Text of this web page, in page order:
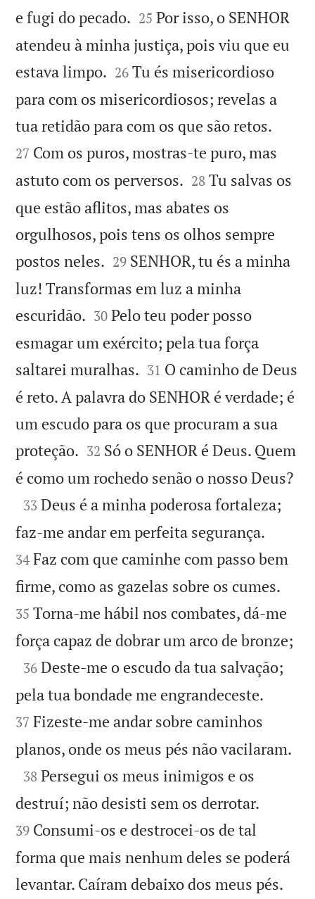
e fugi do pecado. 

25 Por isso, o SENHOR
atendeu à minha justiça, pois viu que eu
estava limpo. 

26 Tu és misericordioso
para com os misericordiosos; revelas a
tua retidão para com os que são retos.
27 Com os puros, mostras-te puro, mas
astuto com os perversos. 

28 Tu salvas os
que estão aflitos, mas abates os
orgulhosos, pois tens os olhos sempre
postos neles. 

29 SENHOR, tu és a minha
luz! Transformas em luz a minha
escuridão. 

30 Pelo teu poder posso
esmagar um exército; pela tua força
saltarei muralhas. 

31 O caminho de Deus
é reto. A palavra do SENHOR é verdade; é
um escudo para os que procuram a sua
proteção. 

32 Só o SENHOR é Deus. Quem
é como um rochedo senão o nosso Deus?

33 Deus é a minha poderosa fortaleza;
faz-me andar em perfeita segurança.
34 Faz com que caminhe com passo bem
firme, como as gazelas sobre os cumes.
35 Torna-me hábil nos combates, dá-me
força capaz de dobrar um arco de bronze;

36 Deste-me o escudo da tua salvação;
pela tua bondade me engrandeceste.
37 Fizeste-me andar sobre caminhos
planos, onde os meus pés não vacilaram.

38 Persegui os meus inimigos e os
destruí; não desisti sem os derrotar.
39 Consumi-os e destrocei-os de tal
forma que mais nenhum deles se poderá
levantar. Caíram debaixo dos meus pés.